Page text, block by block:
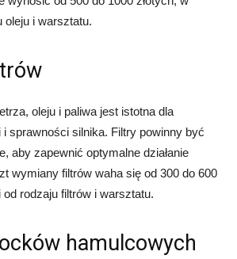
oleju i warsztatu.
oleju i paliwa jest istotna dla
sprawności silnika. Filtry powinny być
aby zapewnić optymalne działanie
wymiany filtrów waha się od 300 do 600
rodzaju filtrów i warsztatu.
hamulcowych